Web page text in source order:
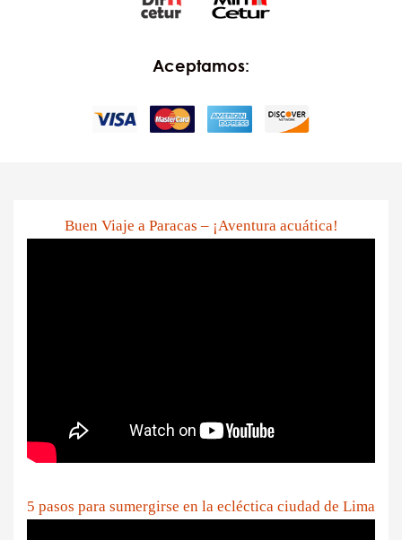
Aceptamos:
Buen Viaje a Paracas – ¡Aventura acuática!
5 pasos para sumergirse en la ecléctica ciudad de Lima